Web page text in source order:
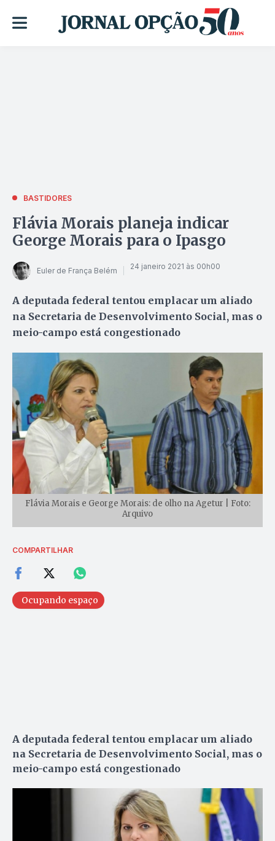
BASTIDORES
Flávia Morais planeja indicar
George Morais para o Ipasgo
Euler de França Belém 24 janeiro 2021 às 00h00
A deputada federal tentou emplacar um aliado
na Secretaria de Desenvolvimento Social, mas o
meio-campo está congestionado
Flávia Morais e George Morais: de olho na Agetur | Foto:
Arquivo
COMPARTILHAR
Ocupando espaço
A deputada federal tentou emplacar um aliado
na Secretaria de Desenvolvimento Social, mas o
meio-campo está congestionado